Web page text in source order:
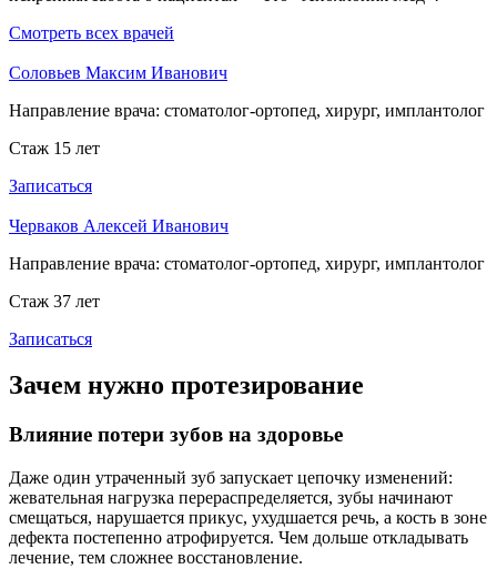
Смотреть всех врачей
Соловьев Максим Иванович
Направление врача: стоматолог-ортопед, хирург, имплантолог
Стаж 15 лет
Записаться
Черваков Алексей Иванович
Направление врача: стоматолог-ортопед, хирург, имплантолог
Стаж 37 лет
Записаться
Зачем нужно протезирование
Влияние потери зубов на здоровье
Даже один утраченный зуб запускает цепочку изменений:
жевательная нагрузка перераспределяется, зубы начинают
смещаться, нарушается прикус, ухудшается речь, а кость в зоне
дефекта постепенно атрофируется. Чем дольше откладывать
лечение, тем сложнее восстановление.